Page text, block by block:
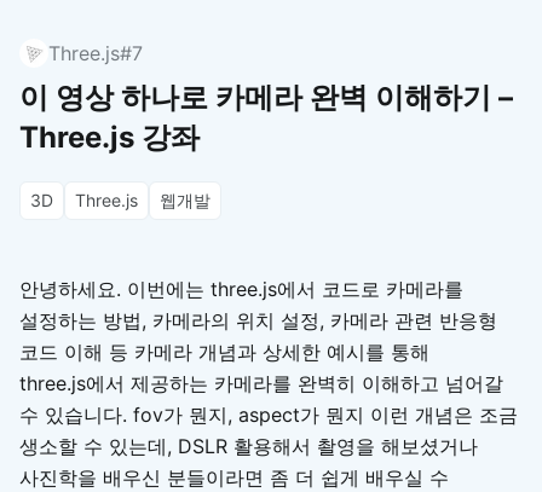
Three.js#7
이 영상 하나로 카메라 완벽 이해하기 –
Three.js 강좌
3D Three.js 웹개발
안녕하세요. 이번에는 three.js에서 코드로 카메라를
설정하는 방법, 카메라의 위치 설정, 카메라 관련 반응형
코드 이해 등 카메라 개념과 상세한 예시를 통해
three.js에서 제공하는 카메라를 완벽히 이해하고 넘어갈
수 있습니다. fov가 뭔지, aspect가 뭔지 이런 개념은 조금
생소할 수 있는데, DSLR 활용해서 촬영을 해보셨거나
사진학을 배우신 분들이라면 좀 더 쉽게 배우실 수